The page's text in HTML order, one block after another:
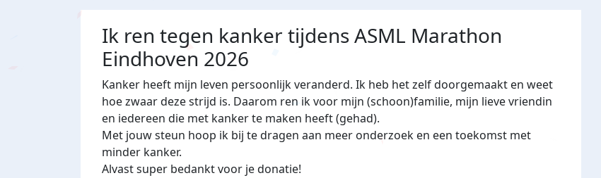
Ik ren tegen kanker tijdens ASML Marathon
Eindhoven 2026
Kanker heeft mijn leven persoonlijk veranderd. Ik heb het zelf doorgemaakt en weet
hoe zwaar deze strijd is. Daarom ren ik voor mijn (schoon)familie, mijn lieve vriendin
en iedereen die met kanker te maken heeft (gehad).
Met jouw steun hoop ik bij te dragen aan meer onderzoek en een toekomst met
minder kanker.
Alvast super bedankt voor je donatie!